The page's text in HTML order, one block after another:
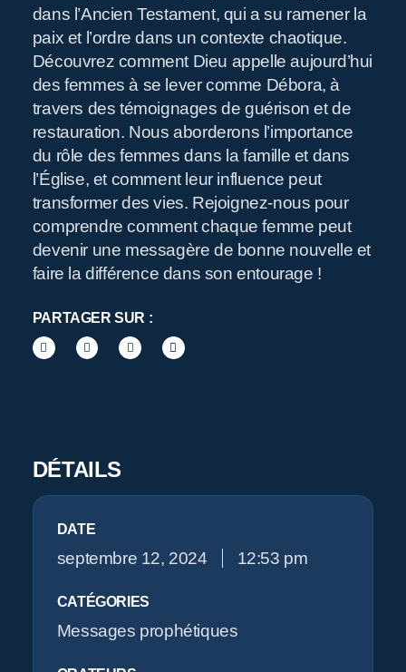
dans l’Ancien Testament, qui a su ramener la
paix et l’ordre dans un contexte chaotique.
Découvrez comment Dieu appelle aujourd’hui
des femmes à se lever comme Débora, à
travers des témoignages de guérison et de
restauration. Nous aborderons l’importance
du rôle des femmes dans la famille et dans
l’Église, et comment leur influence peut
transformer des vies. Rejoignez-nous pour
comprendre comment chaque femme peut
devenir une messagère de bonne nouvelle et
faire la différence dans son entourage !
PARTAGER SUR :
DÉTAILS
DATE
septembre 12, 2024 12:53 pm
CATÉGORIES
Messages prophétiques